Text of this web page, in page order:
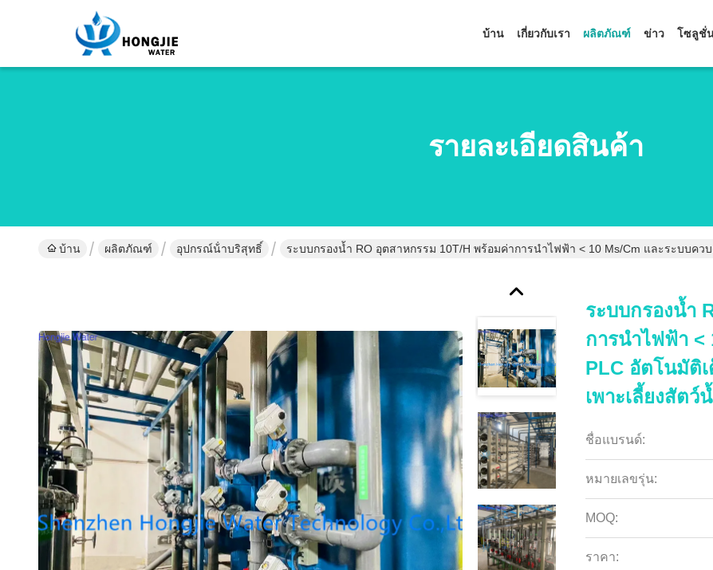
บ้าน เกี่ยวกับเรา ผลิตภัณฑ์ ข่าว โซลูชั่
รายละเอียดสินค้า
บ้าน ผลิตภัณฑ์ อุปกรณ์น้ําบริสุทธิ์ ระบบกรองน้ำ RO อุตสาหกรรม 10T/H พร้อมค่าการนำไฟฟ้า < 10 Μs/cm และระบบคว
ระบบกรองน้ำ
การนำไฟฟ้า
PLC อัตโนมัติ
เพาะเลี้ยงสัตว์
ชื่อแบรนด์:
หมายเลขรุ่น:
MOQ:
ราคา: